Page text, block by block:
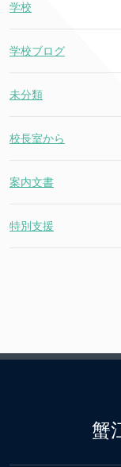
学校
学校ブログ
未分類
校長室から
案内文書
特別支援
蟹